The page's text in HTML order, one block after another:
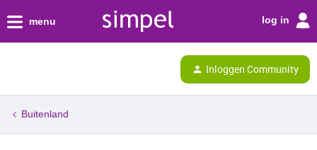
menu log in
Inloggen Community
Buitenland